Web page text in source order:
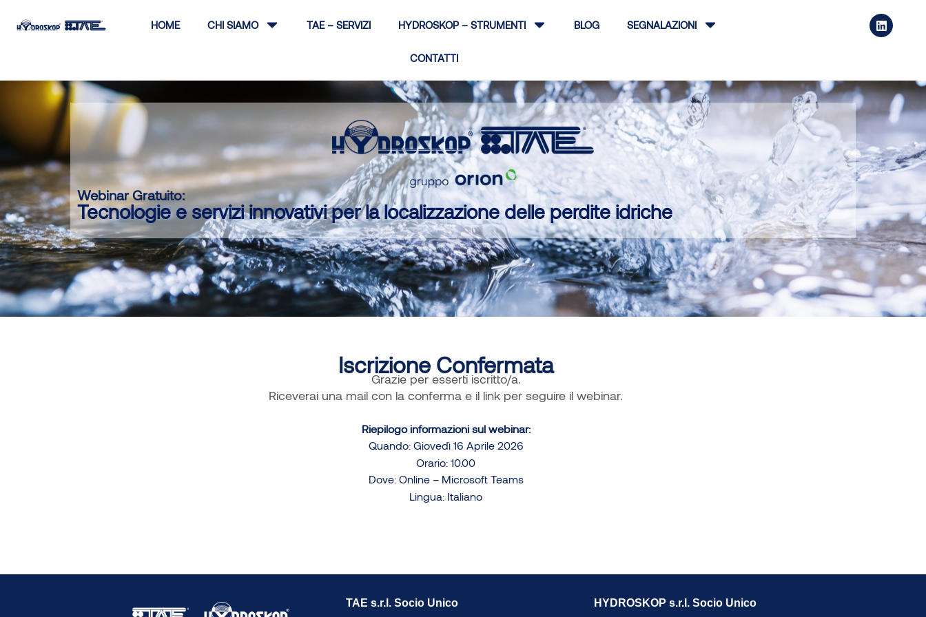
HOME CHI SIAMO TAE – SERVIZI HYDROSKOP – STRUMENTI BLOG SEGNALAZIONI
CONTATTI
Webinar Gratuito:
Tecnologie e servizi innovativi per la localizzazione delle perdite idriche
Iscrizione Confermata
Grazie per esserti iscritto/a.
Riceverai una mail con la conferma e il link per seguire il webinar.
Riepilogo informazioni sul webinar:
Quando: Giovedì 16 Aprile 2026
Orario: 10.00
Dove: Online – Microsoft Teams
Lingua: Italiano
TAE s.r.l. Socio Unico HYDROSKOP s.r.l. Socio Unico